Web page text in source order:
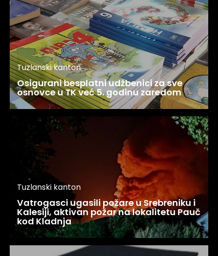
Tuzlanski kanton
Osigurani besplatni udžbenici za sve
osnovce u TK već 5. godinu zaredom
Tuzlanski kanton
Vatrogasci ugasili požare u Srebreniku i
Kalesiji, aktivan požar na lokalitetu Pauč
kod Kladnja